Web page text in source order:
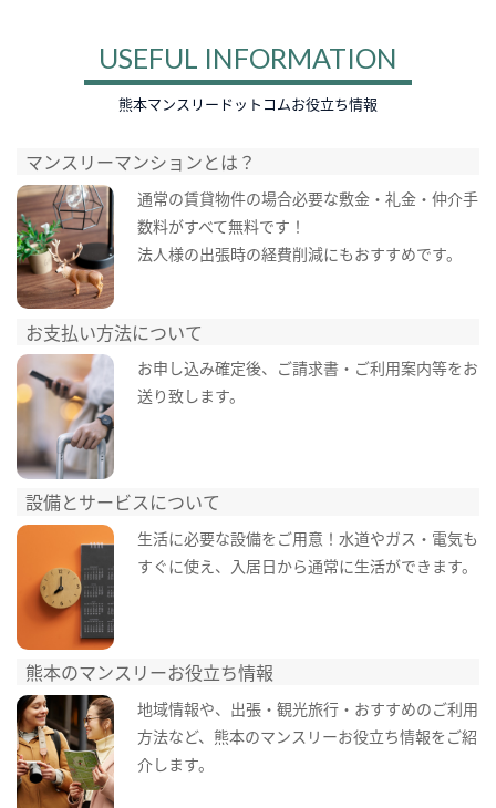
USEFUL INFORMATION
熊本マンスリードットコムお役立ち情報
マンスリーマンションとは？
通常の賃貸物件の場合必要な敷金・礼金・仲介手
数料がすべて無料です！
法人様の出張時の経費削減にもおすすめです。
お支払い方法について
お申し込み確定後、ご請求書・ご利用案内等をお
送り致します。
設備とサービスについて
生活に必要な設備をご用意！水道やガス・電気も
すぐに使え、入居日から通常に生活ができます。
熊本のマンスリーお役立ち情報
地域情報や、出張・観光旅行・おすすめのご利用
方法など、熊本のマンスリーお役立ち情報をご紹
介します。